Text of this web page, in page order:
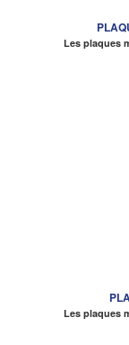
Les plaques
Les plaques